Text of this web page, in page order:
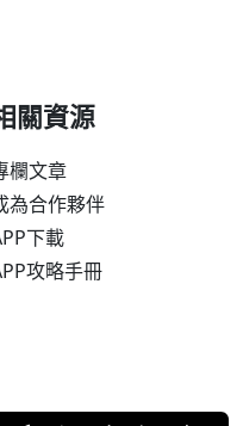
關資源
欄文章
為合作夥伴
下載
攻略手冊